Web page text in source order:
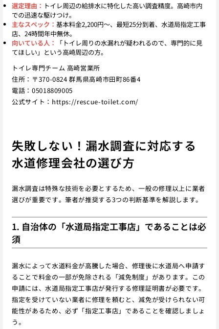
選定理由： トイレ周辺の給排水に特化した高い調査精度。高崎市内
での迅速な駆けつけ。
主なスペック： 基本料金2,200円〜、最短25分到着、水道局指定工事
店、24時間年中無休。
向いている人：
「トイレ周りの水漏れが疑われるので、専門的に見
てほしい」という高崎周辺の方。
トイレ専門チーム 高崎営業所
住所：〒370-0824 群馬県高崎市田町86番4
電話：05018809005
公式サイト： https://rescue-toilet.com/
失敗しない！漏水調査に対応する
水道修理会社の選び方
漏水調査は特殊な技術を必要とするため、一般の修理以上に業者
選びが重要です。筆者が推奨する3つの判断基準を解説します。
1. 自治体の「水道局指定工事店」であることは必
須
漏水によって水道料金が高騰した場合、修理後に水道局へ申請す
ることで料金の一部が免除される「減免制度」があります。この
申請には、水道局指定工事店が発行する修理証明書が必要です。
指定を受けていない業者に修理を頼むと、減免が受けられない可
能性があるため、必ず「指定工事店」であることを確認しましょ
う。